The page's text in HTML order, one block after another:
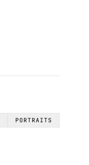
PORTRAITS